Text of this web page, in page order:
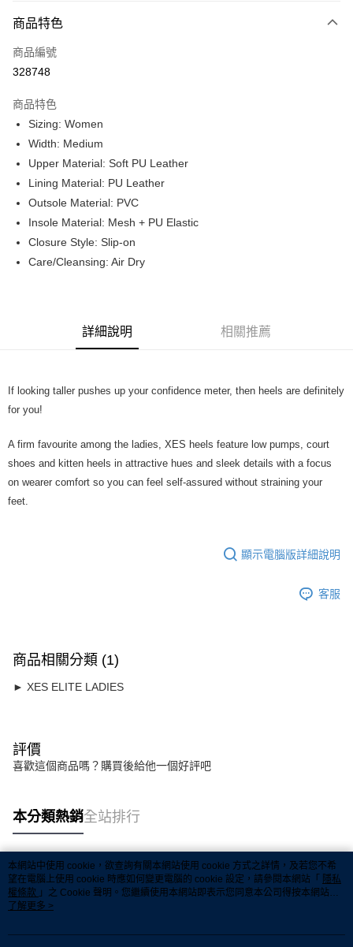
信用卡一次付清
網路銀行
僅支援 Maybank、 CIMB Bank、Public Bank、RHB Bank、Hong Leong
Bank、Bank Islam、AmBank、BSN Bank
Touch 'n Go
Boost
GrabPay
運送方式
商品特色
商品編號
328748
商品特色
Sizing: Women
Width: Medium
Upper Material: Soft PU Leather
Lining Material: PU Leather
Outsole Material: PVC
Insole Material: Mesh + PU Elastic
Closure Style: Slip-on
Care/Cleansing: Air Dry
詳細說明 相關推薦
If looking taller pushes up your confidence meter, then heels are definitely
for you!
A firm favourite among the ladies, XES heels feature low pumps, court
shoes and kitten heels in attractive hues and sleek details with a focus
on wearer comfort so you can feel self-assured without straining your
feet.
顯示電腦版詳細說明
客服
商品相關分類 (1)
► XES ELITE LADIES
評價
喜歡這個商品嗎？購買後給他一個好評吧
本分類熱銷全站排行
熱門標籤
熱銷排行
本網站中使用 cookie，欲查詢有關本網站使用 cookie 方式之詳情，及若您不希
望在電腦上使用 cookie 時應如何變更電腦的 cookie 設定，請參閱本網站「 隱私
權條款 」之 Cookie 聲明。您繼續使用本網站即表示您同意本公司得按本網站使
用條款之 Cookie 聲明使用 cookie。
了解更多 >